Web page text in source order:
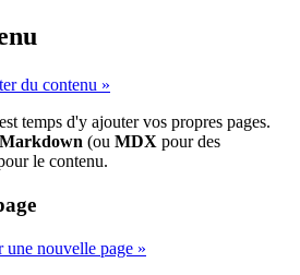
du contenu »
temps d'y ajouter vos propres pages.
Markdown (ou MDX pour des
le contenu.
une nouvelle page »